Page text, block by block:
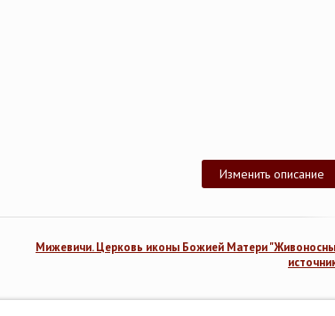
Изменить описание
Мижевичи. Церковь иконы Божией Матери